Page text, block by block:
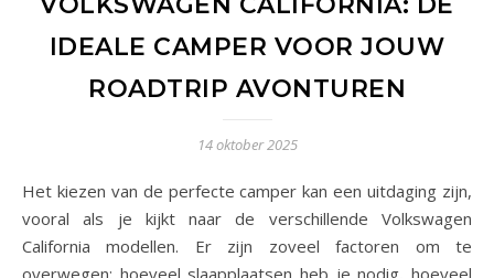
IDEALE CAMPER VOOR JOUW
ROADTRIP AVONTUREN
14 oktober 2025
Het kiezen van de perfecte camper kan een uitdaging zijn,
vooral als je kijkt naar de verschillende Volkswagen
California modellen. Er zijn zoveel factoren om te